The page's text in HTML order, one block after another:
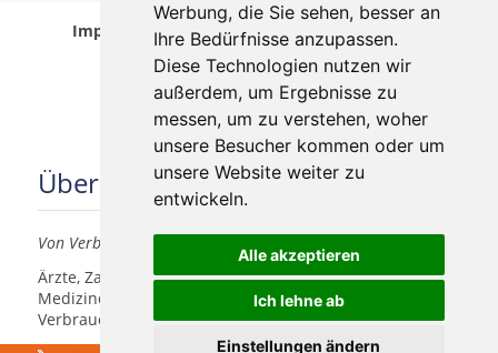
Werbung, die Sie sehen, besser an
Ihre Bedürfnisse anzupassen.
Diese Technologien nutzen wir
außerdem, um Ergebnisse zu
messen, um zu verstehen, woher
unsere Besucher kommen oder um
unsere Website weiter zu
entwickeln.
Alle akzeptieren
Ich lehne ab
Einstellungen ändern
Implantologen in Karben wurde am 07 August
2026 aktualisiert.
Über uns
Von Verbrauchern für Verbraucher
Ärzte, Zahnärzte, Akustiker und andere
Medizindienstleister haben hier die Möglichkeit, sich
Verbrauchern vorzustellen.